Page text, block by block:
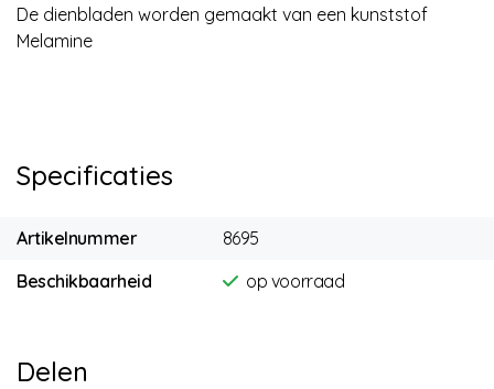
De dienbladen worden gemaakt van een kunststof
Melamine
Specificaties
Artikelnummer
8695
Beschikbaarheid
op voorraad
Delen